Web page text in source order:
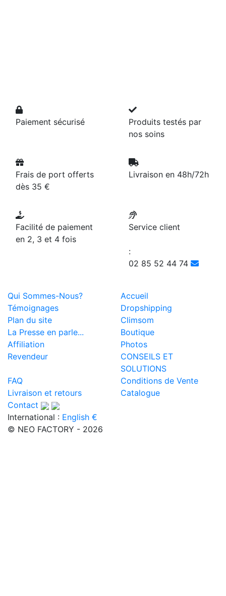
Paiement sécurisé
Produits testés par
nos soins
Frais de port offerts
dès 35 €
Livraison en 48h/72h
Facilité de paiement
en 2, 3 et 4 fois
Service client
:
02 85 52 44 74
Qui Sommes-Nous?
Accueil
Témoignages
Dropshipping
Plan du site
Climsom
La Presse en parle...
Boutique
Affiliation
Photos
Revendeur
CONSEILS ET
SOLUTIONS
FAQ
Conditions de Vente
Livraison et retours
Catalogue
Contact
International : English €
© NEO FACTORY - 2026